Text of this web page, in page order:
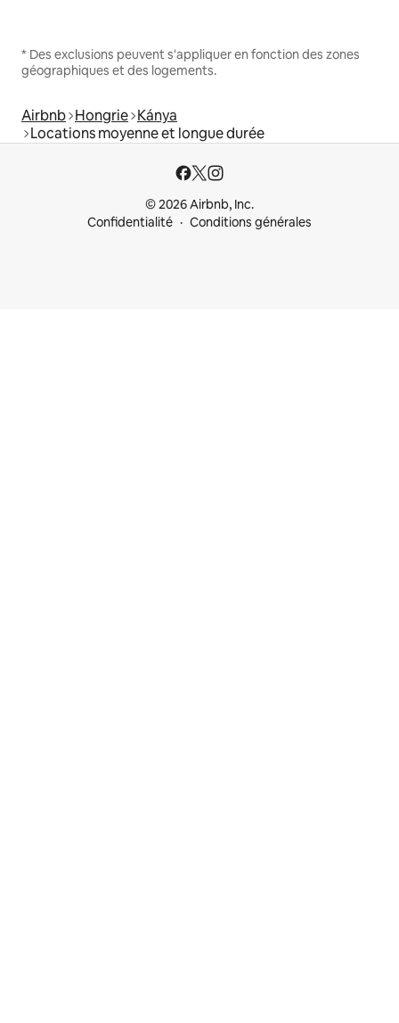
* Des exclusions peuvent s'appliquer en fonction des zones
géographiques et des logements.
Airbnb Hongrie Kánya
Locations moyenne et longue durée
© 2026 Airbnb, Inc.
Confidentialité
Conditions générales